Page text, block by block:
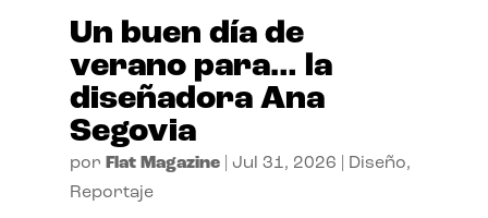
Un buen día de
verano para… la
diseñadora Ana
Segovia
por Flat Magazine| Jul 31, 2026 Diseño,
Reportaje